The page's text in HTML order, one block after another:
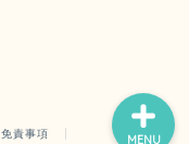
免責事項 MENU